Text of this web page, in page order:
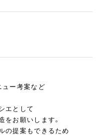
ュー考案など
エとして
をお願いします。
の提案もできるため